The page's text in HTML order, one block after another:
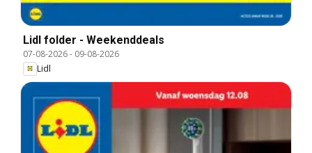
Lidl folder - Weekenddeals
07-08-2026- 09-08-2026
Lidl